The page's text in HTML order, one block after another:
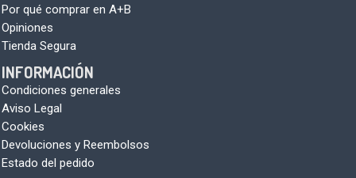
Por qué comprar en A+B
Opiniones
Tienda Segura
INFORMACIÓN
Condiciones generales
Aviso Legal
Cookies
Devoluciones y Reembolsos
Estado del pedido